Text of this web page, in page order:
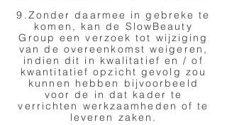
9.Zonder daarmee in gebreke te
komen, kan de SlowBeauty
Group een verzoek tot wijziging
van de overeenkomst weigeren,
indien dit in kwalitatief en / of
kwantitatief opzicht gevolg zou
kunnen hebben bijvoorbeeld
voor de in dat kader te
verrichten werkzaamheden of te
leveren zaken.